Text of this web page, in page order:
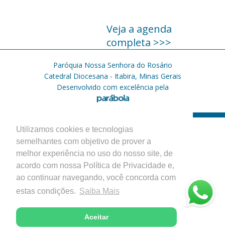
Utilizamos cookies e tecnologias
semelhantes com objetivo de prover a
melhor experiência no uso do nosso site, de
acordo com nossa Política de Privacidade e,
ao continuar navegando, você concorda com
estas condições. Saiba Mais
Aceitar
Veja a agenda
completa >>>
Paróquia Nossa Senhora do Rosário
Catedral Diocesana - Itabira, Minas Gerais
Desenvolvido com excelência pela